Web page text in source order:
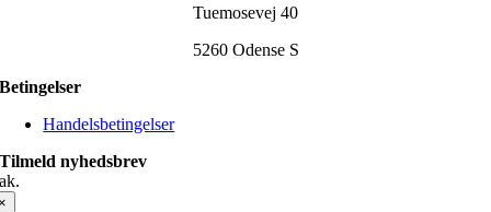
Tuemosevej 40
5260 Odense S
Betingelser
Handelsbetingelser
Tilmeld nyhedsbrev